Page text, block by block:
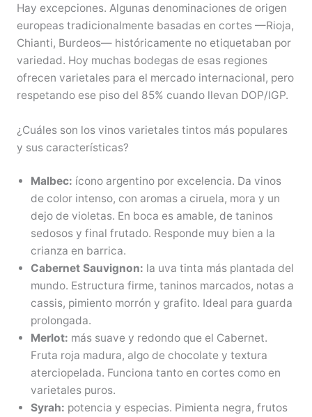
Hay excepciones. Algunas denominaciones de origen
europeas tradicionalmente basadas en cortes —Rioja,
Chianti, Burdeos— históricamente no etiquetaban por
variedad. Hoy muchas bodegas de esas regiones
ofrecen varietales para el mercado internacional, pero
respetando ese piso del 85% cuando llevan DOP/IGP.
¿Cuáles son los vinos varietales tintos más populares
y sus características?
Malbec: ícono argentino por excelencia. Da vinos
de color intenso, con aromas a ciruela, mora y un
dejo de violetas. En boca es amable, de taninos
sedosos y final frutado. Responde muy bien a la
crianza en barrica.
Cabernet Sauvignon: la uva tinta más plantada del
mundo. Estructura firme, taninos marcados, notas a
cassis, pimiento morrón y grafito. Ideal para guarda
prolongada.
Merlot: más suave y redondo que el Cabernet.
Fruta roja madura, algo de chocolate y textura
aterciopelada. Funciona tanto en cortes como en
varietales puros.
Syrah: potencia y especias. Pimienta negra, frutos